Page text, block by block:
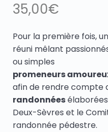
35,00€
Pour la première fois,
réuni mêlant
ou simples
promeneurs
afin de rendre compte
randonnées
Deux-Sèvres et le
randonnée pédestre.